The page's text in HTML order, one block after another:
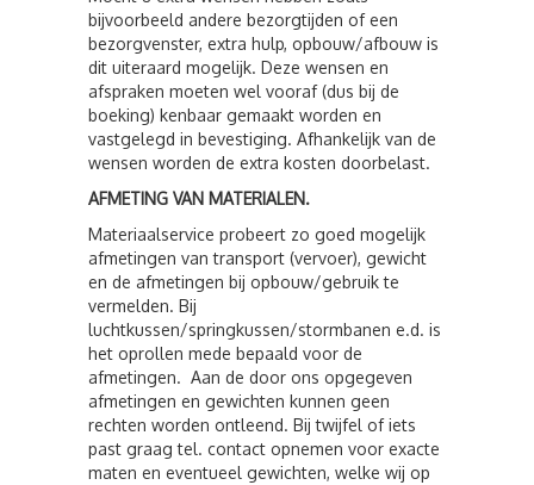
bijvoorbeeld andere bezorgtijden of een
bezorgvenster, extra hulp, opbouw/afbouw is
dit uiteraard mogelijk. Deze wensen en
afspraken moeten wel vooraf (dus bij de
boeking) kenbaar gemaakt worden en
vastgelegd in bevestiging. Afhankelijk van de
wensen worden de extra kosten doorbelast.
AFMETING VAN MATERIALEN.
Materiaalservice probeert zo goed mogelijk
afmetingen van transport (vervoer), gewicht
en de afmetingen bij opbouw/gebruik te
vermelden. Bij
luchtkussen/springkussen/stormbanen e.d. is
het oprollen mede bepaald voor de
afmetingen. Aan de door ons opgegeven
afmetingen en gewichten kunnen geen
rechten worden ontleend. Bij twijfel of iets
past graag tel. contact opnemen voor exacte
maten en eventueel gewichten, welke wij op